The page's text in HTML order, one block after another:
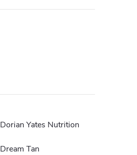
Dorian Yates Nutrition
Dream Tan